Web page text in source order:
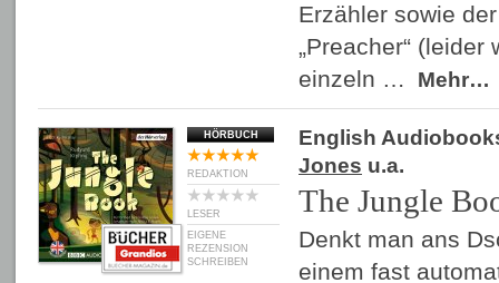
Erzähler sowie
„Preacher“ (leider
einzeln …
Mehr…
HÖRBUCH
REDAKTION
LESER
EIGENE
REZENSION
SCHREIBEN
English
Jones u.a.
The Jungle
Denkt man ans
einem fast